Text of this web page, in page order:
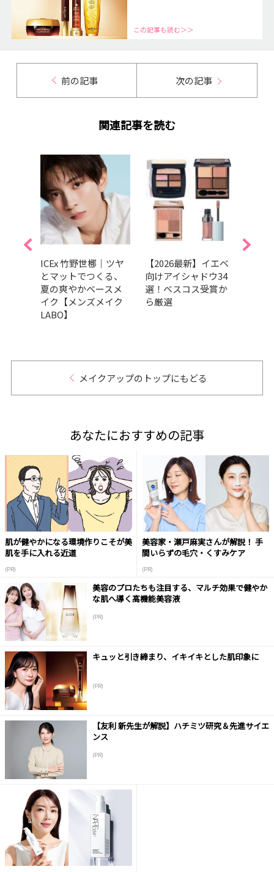
この記事も読む＞＞
前の記事 次の記事
関連記事を読む
ICEx 竹野世梛｜ツヤ
とマットでつくる、
夏の爽やかベースメ
イク【メンズメイク
LABO】
【2026最新】イエベ
向けアイシャドウ34
選！ベスコス受賞か
ら厳選
メイクアップのトップにもどる
あなたにおすすめの記事
肌が健やかになる環境作りこそが美
肌を手に入れる近道
(PR)
美容家・瀬戸麻実さんが解説！ 手
間いらずの毛穴・くすみケア
(PR)
美容のプロたちも注目する、マルチ効果で健やか
な肌へ導く高機能美容液
(PR)
キュッと引き締まり、イキイキとした肌印象に
(PR)
【友利 新先生が解説】ハチミツ研究＆先進サイエ
ンス
(PR)